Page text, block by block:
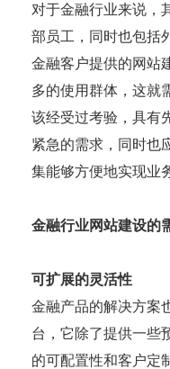
对于金融行业来说，
部员工，同时也包括
金融客户提供的网站
多的使用群体，这就
该经受过考验，具有
紧急的需求，同时也
集能够方便地实现业
金融行业网站建设的
可扩展的灵活性
金融产品的解决方案
台，它除了提供一些
的可配置性和客户定